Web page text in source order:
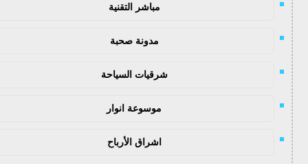
مباشر التقنية
مدونة صحبة
شرقيات السياحة
موسوعة انوار
اشراق الأرباح